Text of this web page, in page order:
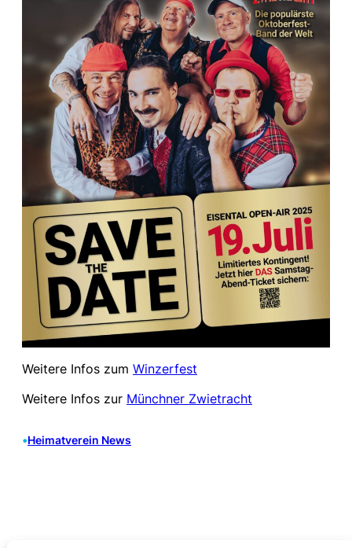
Weitere Infos zum Winzerfest
Weitere Infos zur Münchner Zwietracht
•Heimatverein News